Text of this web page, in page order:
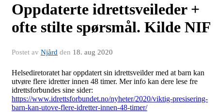
Oppdaterte idrettsveileder +
ofte stilte spørsmål. Kilde NIF
Postet av Njård den 18. aug 2020
Helsediretoratet har oppdatert sin idrettsveilder med at barn kan
utvøre flere idretter innen 48 timer. Mer info kan dere lese fre
idrettsforbundes sine sider:
https://www.idrettsforbundet.no/nyheter/2020/viktig-presisering-
barn-kan-utove-flere-idretter-innen-48-timer/